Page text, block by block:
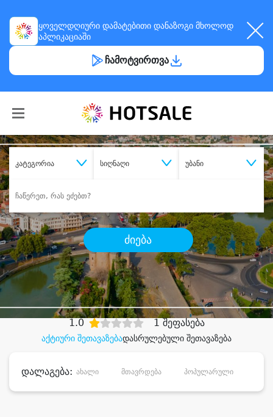
ყოველდღიური დამატებითი დანაზოგი მხოლოდ
აპლიკაციაში
ჩამოტვირთვა
კატეგორია სიღნაღი უბანი
ძიება
შეიძინესასურველი მომსახურება
დიდი დანაზოგით
აქტიური შეთავაზებადასრულებული შეთავაზება
1.0 1 შეფასება
დალაგება: ახალი მთავრდება პოპულარული